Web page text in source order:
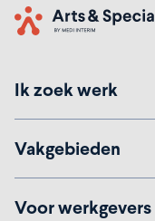
Home
Ik zoek werk
Vakgebieden
Voor werkgevers